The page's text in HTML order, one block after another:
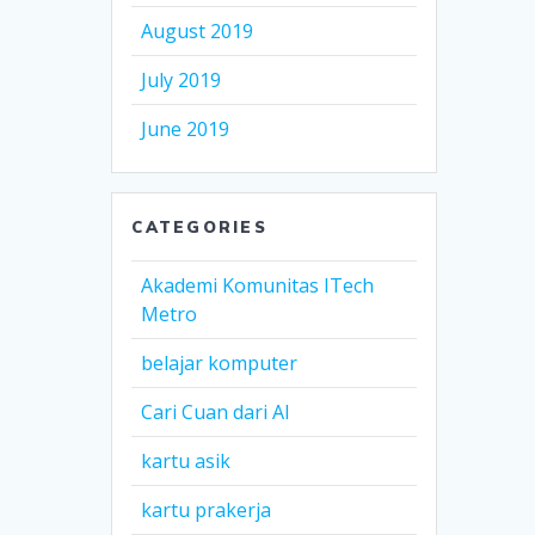
August 2019
July 2019
June 2019
CATEGORIES
Akademi Komunitas ITech
Metro
belajar komputer
Cari Cuan dari AI
kartu asik
kartu prakerja